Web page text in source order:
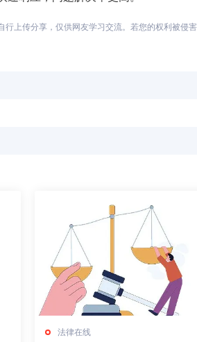
行上传分享，仅供网友学习交流。若您的权利被侵
法律在线